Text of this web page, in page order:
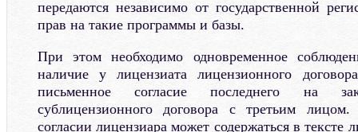
передаются независимо от государственной
прав на такие программы и базы.
При этом необходимо одновременное
наличие у лицензиата лицензионного
письменное согласие последнего на
сублицензионного договора с третьим
согласии лицензиара может содержаться в тексте